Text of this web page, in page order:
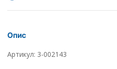
Опис
Артикул: 3-002143